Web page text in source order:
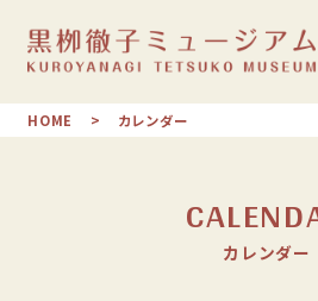
HOME カレンダー
カレンダー